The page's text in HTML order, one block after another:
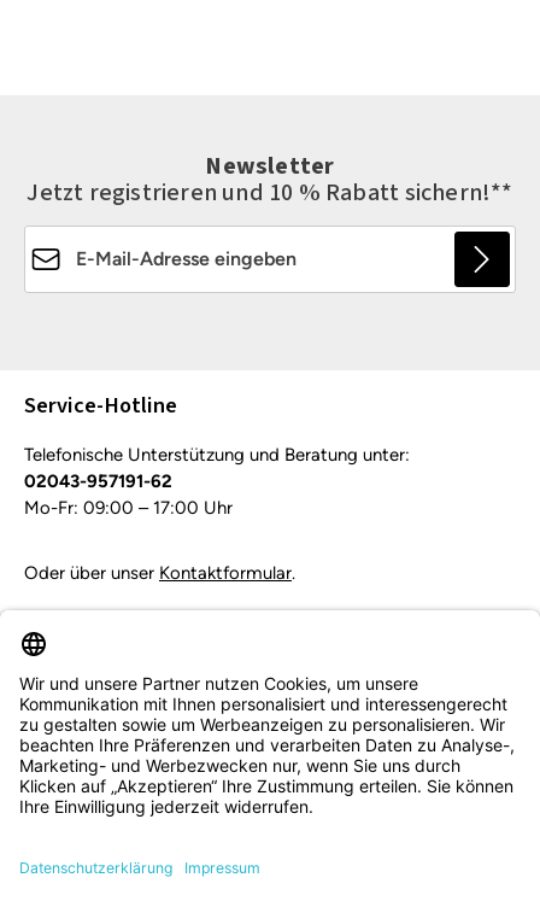
Newsletter
Jetzt registrieren und 10 % Rabatt sichern!**
Service-Hotline
Telefonische Unterstützung und Beratung unter:
02043-957191-62
Mo-Fr: 09:00 – 17:00 Uhr
Oder über unser Kontaktformular.
Service & Beratung
Informationen